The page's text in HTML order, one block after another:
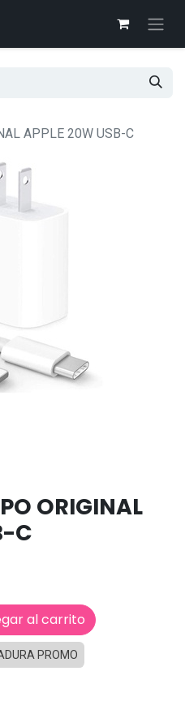
APPLE 20W USB-C
ORIGINAL
C
al carrito
PROMO